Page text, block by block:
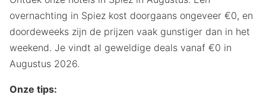
overnachting in Spiez kost doorgaans ongeveer €0, en
doordeweeks zijn de prijzen vaak gunstiger dan in het
weekend. Je vindt al geweldige deals vanaf €0 in
Augustus 2026.
Onze tips: